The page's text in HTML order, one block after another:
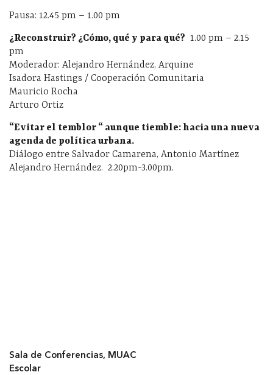
Pausa: 12.45 pm – 1.00 pm
¿Reconstruir? ¿Cómo, qué y para qué? 1.00 pm – 2.15
pm
Moderador: Alejandro Hernández, Arquine
Isadora Hastings / Cooperación Comunitaria
Mauricio Rocha
Arturo Ortiz
“Evitar el temblor “ aunque tiemble: hacia una nueva
agenda de política urbana.
Diálogo entre Salvador Camarena, Antonio Martínez
Alejandro Hernández. 2.20pm-3.00pm.
Sala de Conferencias, MUAC
Escolar